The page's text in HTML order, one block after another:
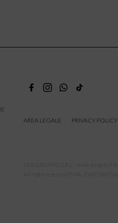
AREA LEGALE PRIVACY POLICY